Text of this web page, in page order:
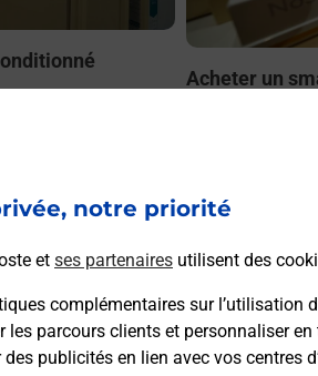
notre priorité
et ses partenaires utilisent des
complémentaires sur l’utilisation
les parcours clients et personnaliser
publicités en lien avec vos centres
LES NANCY
Acheter un
NANCY (54420) !
En savoir plus